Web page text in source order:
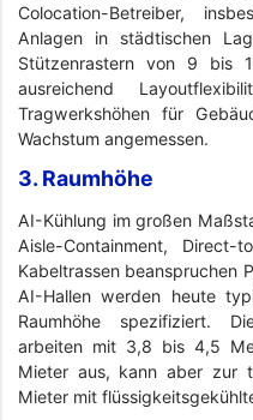
Colocation-Betreiber,
Anlagen in städtischen
Stützenrastern von 9 bis
ausreichend
Tragwerkshöhen für
Wachstum angemessen.
3. Raumhöhe
AI-Kühlung im großen
Aisle-Containment, Direct-
Kabeltrassen beanspruchen
AI-Hallen werden heute
Raumhöhe spezifiziert.
arbeiten mit 3,8 bis 4,5
Mieter aus, kann aber zur
Mieter mit